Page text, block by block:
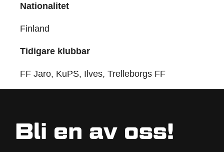
Nationalitet
Finland
Tidigare klubbar
FF Jaro, KuPS, Ilves, Trelleborgs FF
Bli en av oss!